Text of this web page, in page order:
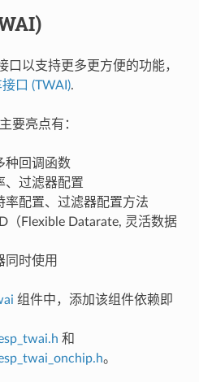
口以支持更多更方便的功能，
口 (TWAI).
要亮点有：
种回调函数
、过滤器配置
率配置、过滤器配置方法
（Flexible Datarate, 灵活数据
同时使用
组件中，添加该组件依赖即
和
。